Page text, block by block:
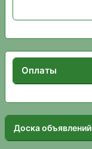
Оплаты
Доска объявлений